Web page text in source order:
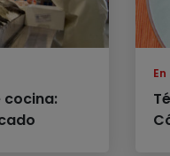
cocina: